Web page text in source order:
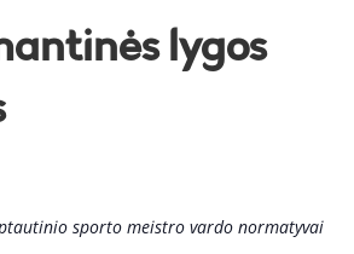
lygos
sporto meistro vardo normatyvai